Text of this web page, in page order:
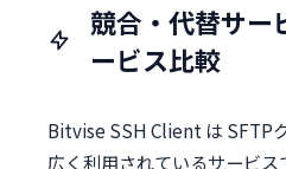
競合・代替サー
ービス比較
Bitvise SSH Client は SFTP
広く利用されているサービ